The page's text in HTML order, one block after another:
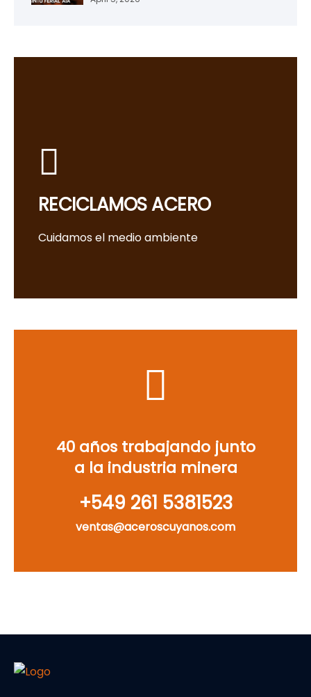
RECICLAMOS ACERO
Cuidamos el medio ambiente
40 años trabajando junto
a la industria minera
‪+549 261 5381523‬
ventas@aceroscuyanos.com